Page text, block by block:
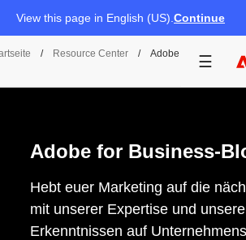
View this page in English (US). Continue
/ Resource Center / Adobe For Business-
Adobe for Business-
Hebt euer Marketing auf die
mit unserer Expertise und
Erkenntnissen auf